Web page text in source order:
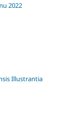
2022
Illustrantia